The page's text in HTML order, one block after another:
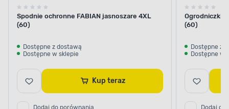
Spodnie ochronne FABIAN jasnoszare 4XL
(60)
Dostępne z dostawą
Dostępne w sklepie
Kup teraz
Ogrodniczki
(60)
Dostępne z
Dostępne w